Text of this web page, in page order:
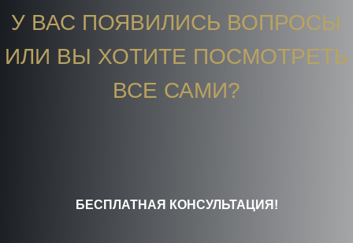
У ВАС ПОЯВИЛИСЬ ВОПРОСЫ
ИЛИ ВЫ ХОТИТЕ ПОСМОТРЕТЬ
ВСЕ САМИ?
БЕСПЛАТНАЯ КОНСУЛЬТАЦИЯ!